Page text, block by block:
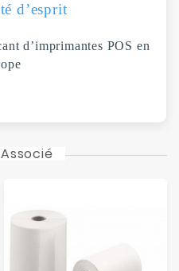
d’esprit
d’imprimantes POS en